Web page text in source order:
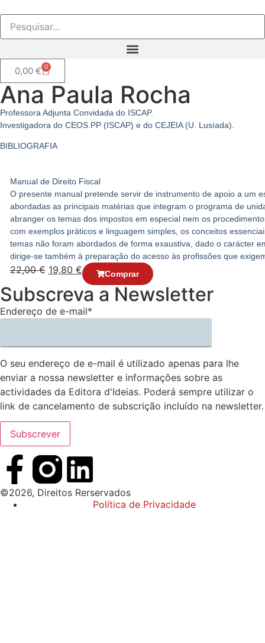
0,00 € 0
Ana Paula Rocha
Professora Adjunta Convidada do ISCAP.
Investigadora do CEOS.PP (ISCAP) e do CEJEIA (U. Lusíada).
BIBLIOGRAFIA
Manual de Direito Fiscal
O presente manual pretende servir de instrumento de apoio a um
abordadas as principais matérias que integram o programa de
abranger os temas dos impostos em especial nem os
com exemplos práticos e linguagem simples, os conceitos
temas não foram abordados de forma exaustiva, dado o carácter
dirige-se também à preparação do acesso às profissões que
22,00€ 19,80 € Comprar
Subscreva a Newsletter
Endereço de e-mail*
O seu endereço de e-mail é utilizado apenas para lhe
enviar a nossa newsletter e informações sobre as
actividades da Editora d'Ideias. Poderá sempre utilizar o
link de cancelamento de subscrição incluído na newsletter.
©2026, Direitos Rerservados
Política de Privacidade